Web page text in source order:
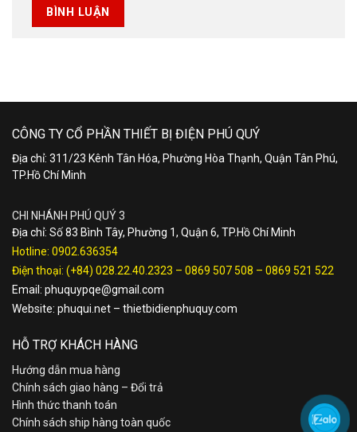
CÔNG TY CỔ PHẦN THIẾT BỊ ĐIỆN PHÚ QUÝ
Địa chỉ: 311/23 Kênh Tân Hóa, Phường Hòa Thạnh, Quận Tân Phú,
TP.Hồ Chí Minh
CHI NHÁNH PHÚ QUÝ 3
Địa chỉ: Số 83 Bình Tây, Phường 1, Quận 6, TP.Hồ Chí Minh
Hotline: 0902.636354
Điện thoại: (+84) 028.22.40.2323 – 0869 507 508 – 0869 521 522
Email: phuquypqe@gmail.com
Website: phuqui.net – thietbidienphuquy.com
HỖ TRỢ KHÁCH HÀNG
Hướng dẫn mua hàng
Chính sách giao hàng – Đổi trả
Hình thức thanh toán
Chính sách ship hàng toàn quốc